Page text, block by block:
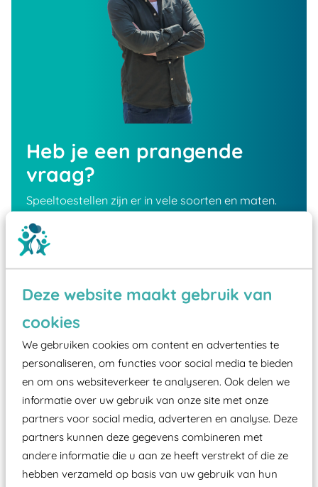
Deze website maakt gebruik van
cookies
We gebruiken cookies om content en advertenties te
personaliseren, om functies voor social media te bieden
en om ons websiteverkeer te analyseren. Ook delen we
informatie over uw gebruik van onze site met onze
partners voor social media, adverteren en analyse. Deze
partners kunnen deze gegevens combineren met
andere informatie die u aan ze heeft verstrekt of die ze
hebben verzameld op basis van uw gebruik van hun
Heb je een prangende
vraag?
Speeltoestellen zijn er in vele soorten en maten.
klaar om je van A tot Z te kunnen adviseren.
Neem contact op via onderstaande button en ik
neem zo spoedig mogelijk contact op.